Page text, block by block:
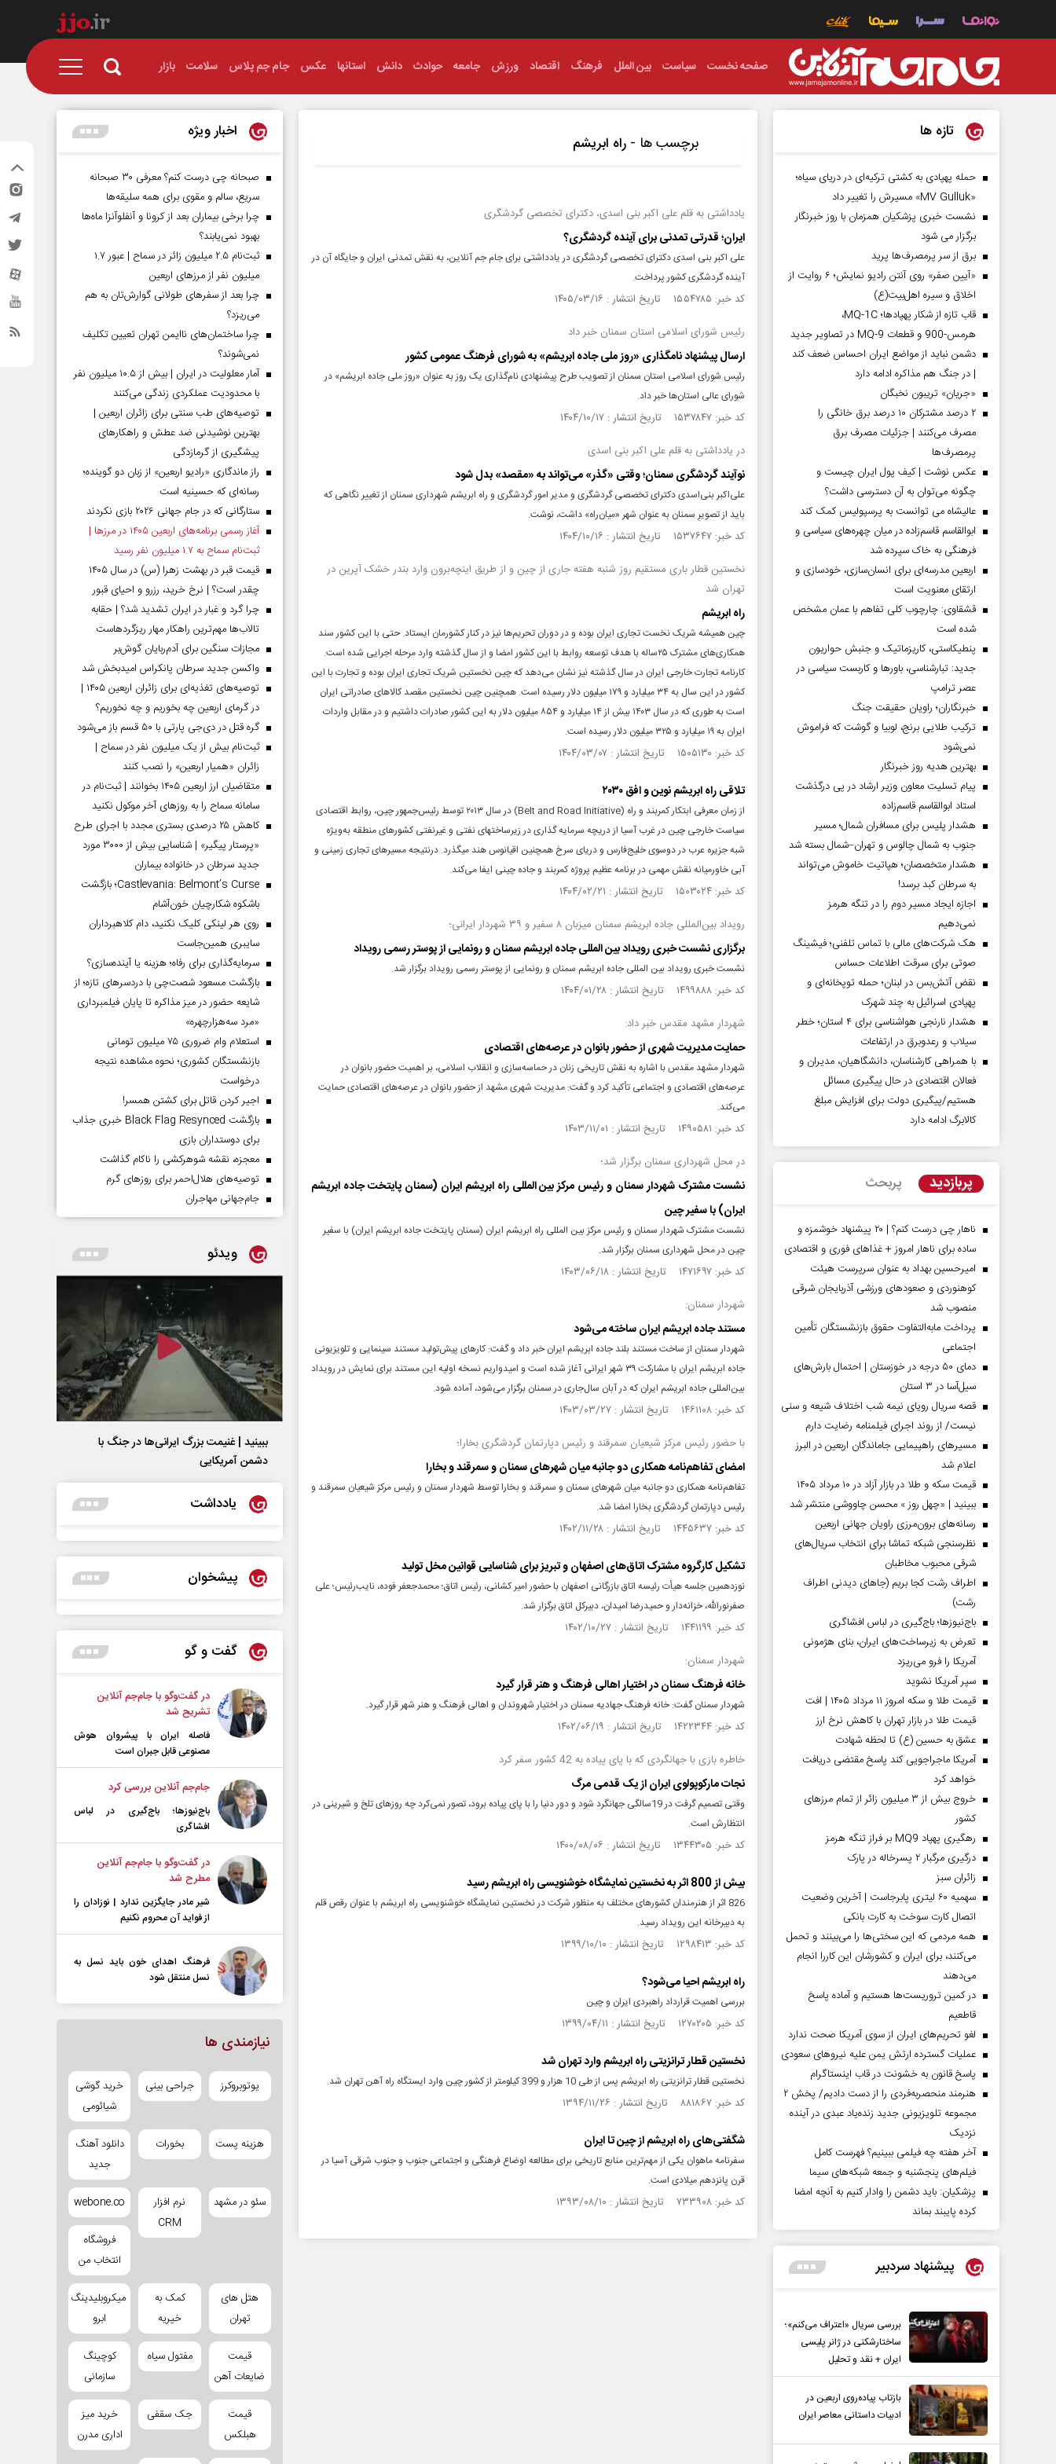
صفحه نخست سیاست بین الملل فرهنگ اقتصاد ورزش جامعه حوادث دانش استانها عکس جام جم پلاس سلامت بازار
برچسب ها - راه ابریشم
یادداشتی به قلم علی اکبر بنی اسدی، دکترای تخصصی گردشگری
ایران؛ قدرتی تمدنی برای آینده گردشگری؟
علی اکبر بنی اسدی دکترای تخصصی گردشگری در یادداشتی برای جام جم آنلاین، به نقش تمدنی ایران و جایگاه آن در
آینده گردشگری کشور پرداخت.
کد خبر: ۱۵۵۴۷۸۵ تاریخ انتشار : ۱۴۰۵/۰۳/۱۶
رئیس شورای اسلامی استان سمنان خبر داد
ارسال پیشنهاد نامگذاری «روز ملی جاده ابریشم» به شورای فرهنگ عمومی کشور
رئیس شورای اسلامی استان سمنان از تصویب طرح پیشنهادی نام‌گذاری یک روز به عنوان «روز ملی جاده ابریشم» در
شورای عالی استان‌ها خبر داد.
کد خبر: ۱۵۳۷۸۴۷ تاریخ انتشار : ۱۴۰۴/۱۰/۱۷
در یادداشتی به قلم علی اکبر بنی اسدی
نوآیند گردشگری سمنان؛ وقتی «گذر» می‌تواند به «مقصد» بدل شود
علی‌اکبر بنی‌اسدی دکترای تخصصی گردشگری و مدیر امور گردشگری و راه ابریشم شهرداری سمنان از تغییر نگاهی که
باید از تصویرِ سمنان به عنوان شهر «میان‌راه» داشت، نوشت.
کد خبر: ۱۵۳۷۶۴۷ تاریخ انتشار : ۱۴۰۴/۱۰/۱۶
نخستین قطار باری مستقیم روز شنبه هفته جاری از چین و از طریق اینچه‌برون وارد بندر خشک آپرین در
تهران شد
راه ابریشم
چین همیشه شریک نخست تجاری ایران بوده و در دوران تحریم‌ها نیز در کنار کشورمان ایستاد. حتی با این کشور سند
همکاری‌های مشترک ۲۵ساله با هدف توسعه روابط با این کشور امضا و از سال گذشته وارد مرحله اجرایی شده است.
کارنامه تجارت خارجی ایران در سال گذشته نیز نشان می‌دهد که چین نخستین شریک تجاری ایران بوده و تجارت با این
کشور در این سال به ۳۴ میلیارد و ۱۷۹ میلیون دلار رسیده است. همچنین چین نخستین مقصد کالا‌های صادراتی ایران
است به طوری که در سال ۱۴۰۳ بیش از ۱۴ میلیارد و ۸۵۴ میلیون دلار به این کشور صادرات داشتیم و در مقابل واردات
ایران به ۱۹ میلیارد و ۳۲۵ میلیون دلار رسیده است.
کد خبر: ۱۵۰۵۱۳۰ تاریخ انتشار : ۱۴۰۴/۰۳/۰۷
تلاقی راه ابریشم نوین و افق ۲۰۳۰
از زمان معرفی ابتکار کمربند و راه (Belt and Road Initiative) در سال ۲۰۱۳ توسط رئیس‌جمهور چین، روابط اقتصادی
سیاست خارجی چین در غرب آسیا از دریچه سرمایه گذاری در زیرساختهای نفتی و غیرنفتی کشور‌های منطقه به‌ویژه
شبه جزیره عرب در دوسوی خلیج‌فارس و دریای سرخ همچنین اقیانوس هند میگذرد. درنتیجه مسیر‌های تجاری زمینی و
آبی خاورمیانه نقش مهمی در برنامه عظیم پروژه کمربند و جاده چینی ایفا می‌کند.
کد خبر: ۱۵۰۳۰۲۴ تاریخ انتشار : ۱۴۰۴/۰۲/۲۱
رویداد بین‌المللی جاده ابریشم سمنان میزبان ۸ سفیر و ۳۹ شهردار ایرانی؛
برگزاری نشست خبری رویداد بین المللی جاده ابریشم سمنان و رونمایی از پوستر رسمی رویداد
نشست خبری رویداد بین المللی جاده ابریشم سمنان و رونمایی از پوستر رسمی رویداد برگزار شد.
کد خبر: ۱۴۹۹۸۸۸ تاریخ انتشار : ۱۴۰۴/۰۱/۲۸
شهردار مشهد مقدس خبر داد:
حمایت مدیریت شهری از حضور بانوان در عرصه‌های اقتصادی
شهردار مشهد مقدس با اشاره به نقش تاریخی زنان در حماسه‌سازی و انقلاب اسلامی، بر اهمیت حضور بانوان در
عرصه‌های اقتصادی و اجتماعی تأکید کرد و گفت: مدیریت شهری مشهد از حضور بانوان در عرصه‌های اقتصادی حمایت
می‌کند.
کد خبر: ۱۴۹۰۵۸۱ تاریخ انتشار : ۱۴۰۳/۱۱/۰۱
در محل شهرداری سمنان برگزار شد؛
نشست مشترک شهردار سمنان و رئیس مرکز بین المللی راه ابریشم ایران (سمنان پایتخت جاده ابریشم
ایران) با سفیر چین
نشست مشترک شهردار سمنان و رئیس مرکز بین المللی راه ابریشم ایران (سمنان پایتخت جاده ابریشم ایران) با سفیر
چین در محل شهرداری سمنان برگزار شد.
کد خبر: ۱۴۷۱۶۹۷ تاریخ انتشار : ۱۴۰۳/۰۶/۱۸
شهردار سمنان:
مستند جاده ابریشم ایران ساخته می‌شود
شهردار سمنان از ساخت مستند بلند جاده ابریشم ایران خبر داد و گفت: کارهای پیش‌تولید مستند سینمایی و تلویزیونی
جاده ابریشم ایران با مشارکت ۳۹ شهر ایرانی آغاز شده است و امیدواریم نسخه اولیه این مستند برای نمایش در رویداد
بین‌المللی جاده ابریشم ایران که در آبان سال‌جاری در سمنان برگزار می‌شود، آماده شود.
کد خبر: ۱۴۶۱۱۰۸ تاریخ انتشار : ۱۴۰۳/۰۳/۲۷
با حضور رئیس مرکز شیعیان سمرقند و رئیس دپارتمان گردشگری بخارا؛
امضای تفاهم‌نامه همکاری دو جانبه میان شهرهای سمنان و سمرقند و بخارا
تفاهم‌نامه همکاری دو جانبه میان شهرهای سمنان و سمرقند و بخارا توسط شهردار سمنان و رئیس مرکز شیعیان سمرقند و
رئیس دپارتمان گردشگری بخارا امضا شد.
کد خبر: ۱۴۴۵۶۳۷ تاریخ انتشار : ۱۴۰۲/۱۱/۲۸
تشکیل کارگروه مشترک اتاق‌های اصفهان و تبریز برای شناسایی قوانین مخل تولید
نوزدهمین جلسه هیأت رئیسه اتاق بازرگانی اصفهان با حضور امیر کشانی، رئیس اتاق؛ محمدجعفر فوده، نایب‌رئیس؛ علی
صفرنورالله، خزانه‌دار و حمیدرضا امیدان، دبیرکل اتاق برگزار شد.
کد خبر: ۱۴۴۱۱۹۹ تاریخ انتشار : ۱۴۰۲/۱۰/۲۷
شهردار سمنان:
خانه فرهنگ سمنان در اختیار اهالی فرهنگ و هنر قرار گیرد
شهردار سمنان گفت: خانه فرهنگ جهادیه سمنان در اختیار شهروندان و اهالی فرهنگ و هنر شهر قرار گیرد.
کد خبر: ۱۴۲۲۳۴۴ تاریخ انتشار : ۱۴۰۲/۰۶/۱۹
خاطره بازی با جهانگردی که با پای پیاده به 42 کشور سفر کرد
نجات مارکوپولوی ایران از یک‌ قدمی مرگ
وقتی تصمیم گرفت در 19سالگی جهانگرد شود و دور دنیا را با پای پیاده برود، تصور نمی‌کرد چه روزهای تلخ و شیرینی در
انتظارش است.
کد خبر: ۱۳۴۴۳۰۵ تاریخ انتشار : ۱۴۰۰/۰۸/۰۶
بیش از 800 اثر به نخستین نمایشگاه خوشنویسی راه ابریشم رسید
826 اثر از هنرمندان کشورهای مختلف به منظور شرکت در نخستین نمایشگاه خوشنویسی راه ابریشم با عنوان رقص قلم
به دبیرخانه این رویداد رسید.
کد خبر: ۱۲۹۸۴۱۳ تاریخ انتشار : ۱۳۹۹/۱۰/۱۰
راه ابریشم احیا می‌شود؟
بررسی اهمیت قرارداد راهبردی ایران و چین
کد خبر: ۱۲۷۰۲۰۵ تاریخ انتشار : ۱۳۹۹/۰۴/۱۱
نخستین قطار ترانزیتی راه ابریشم وارد تهران شد
نخستین قطار ترانزیتی راه ابریشم پس از طی 10 هزار و 399 کیلومتر از کشور چین وارد ایستگاه راه آهن تهران شد.
کد خبر: ۸۸۱۸۶۷ تاریخ انتشار : ۱۳۹۴/۱۱/۲۶
شگفتی‌های راه ابریشم از چین تا ایران
سفرنامه ماهوان یکی از مهم‌ترین منابع تاریخی برای مطالعه اوضاع فرهنگی و اجتماعی جنوب و جنوب شرقی آسیا در
قرن پانزدهم میلادی است.
کد خبر: ۷۳۳۹۰۸ تاریخ انتشار : ۱۳۹۳/۰۸/۱۰
تازه ها
حمله پهپادی به کشتی ترکیه‌ای در دریای سیاه؛
«MV Gulluk» مسیرش را تغییر داد
نشست خبری پزشکیان همزمان با روز خبرنگار
برگزار می شود
برق از سر پرمصرف‌ها پرید
«آیین صفر» روی آنتن رادیو نمایش؛ ۶ روایت از
اخلاق و سیره اهل‌بیت(ع)
قاب تازه از شکار پهپادها؛ MQ-1C،
هرمس-900 و قطعات MQ-9 در تصاویر جدید
دشمن نباید از مواضع ایران احساس ضعف کند
| در جنگ هم مذاکره ادامه دارد
«جریان» تریبون نخبگان
۲ درصد مشترکان ۱۰ درصد برق خانگی را
مصرف می‌کنند | جزئیات مصرف برق
پرمصرف‌ها
عکس نوشت | کیف پول ایران چیست و
چگونه می‌توان به آن دسترسی داشت؟
عالیشاه می توانست به پرسپولیس کمک کند
ابوالقاسم قاسم‌زاده در میان چهره‌های سیاسی و
فرهنگی به خاک سپرده شد
اربعین مدرسه‌ای برای انسان‌سازی، خودسازی و
ارتقای معنویت است
قشقاوی: چارچوب کلی تفاهم با عمان مشخص
شده است
پنطیکاستی، کاریزماتیک و جنبش حواریون
جدید: تبارشناسی، باور‌ها و کاربست سیاسی در
عصر ترامپ
خبرنگاران؛ راویان حقیقت جنگ
ترکیب طلایی برنج، لوبیا و گوشت که فراموش
نمی‌شود
بهترین هدیه روز خبرنگار
پیام تسلیت معاون وزیر ارشاد در پی درگذشت
استاد ابوالقاسم قاسم‌زاده
هشدار پلیس برای مسافران شمال؛ مسیر
جنوب به شمال چالوس و تهران–شمال بسته شد
هشدار متخصصان؛ هپاتیت خاموش می‌تواند
به سرطان کبد برسد!
اجازه ایجاد مسیر دوم را در تنگه هرمز
نمی‌دهیم
هک شرکت‌های مالی با تماس تلفنی؛ فیشینگ
صوتی برای سرقت اطلاعات حساس
نقض آتش‌بس در لبنان؛ حمله توپخانه‌ای و
پهپادی اسرائیل به چند شهرک
هشدار نارنجی هواشناسی برای ۴ استان؛ خطر
سیلاب و رعدوبرق در ارتفاعات
با همراهی کارشناسان، دانشگاهیان، مدیران و
فعالان اقتصادی در حال پیگیری مسائل
هستیم/پیگیری دولت برای افزایش مبلغ
کالابرگ ادامه دارد
پربازدید پربحث
ناهار چی درست کنم؟ | ۲۰ پیشنهاد خوشمزه و
ساده برای ناهار امروز + غذاهای فوری و اقتصادی
امیرحسین بهداد به عنوان سرپرست هیئت
کوهنوردی و صعودهای ورزشی آذربایجان شرقی
منصوب شد
پرداخت مابه‌التفاوت حقوق بازنشستگان تأمین
اجتماعی
دمای ۵۰ درجه در خوزستان | احتمال بارش‌های
سیل‌آسا در ۳ استان
قصه سریال رویای نیمه شب اختلاف شیعه و سنی
نیست/ از روند اجرای فیلمنامه رضایت دارم
مسیر‌های راهپیمایی جاماندگان اربعین در البرز
اعلام شد
قیمت سکه و طلا در بازار آزاد در ۱۰ مرداد ۱۴۰۵
ببینید | «چهل روز » محسن چاووشی منتشر شد
رسانه‌های برون‌مرزی راویان جهانی اربعین
نظرسنجی شبکه تماشا برای انتخاب سریال‌های
شرقی محبوب مخاطبان
اطراف رشت کجا بریم (جاهای دیدنی اطراف
رشت)
باج‌نیوزها؛ باج‌گیری در لباس افشاگری
تعرض به زیرساخت‌های ایران، بنای هژمونی
آمریکا را فرو می‌ریزد
سپر آمریکا نشوید
قیمت طلا و سکه امروز ۱۱ مرداد ۱۴۰۵ | افت
قیمت طلا در بازار تهران با کاهش نرخ ارز
عشق به حسین (ع) تا لحظه شهادت
آمریکا ماجراجویی کند پاسخ مقتضی دریافت
خواهد کرد
خروج بیش از ۳ میلیون زائر از تمام مرز‌های
کشور
رهگیری پهپاد MQ9 بر فراز تنگه هرمز
درگیری مرگبار ۲ پسرخاله در پارک
‌زائران سبز
سهمیه ۶۰ لیتری پابرجاست | آخرین وضعیت
اتصال کارت سوخت به کارت بانکی
همه مردمی که این سختی‌ها را می‌بینند و تحمل
می‌کنند، برای ایران و کشورشان این کاررا انجام
می‌دهند
در کمین تروریست‌ها هستیم و آماده پاسخ
قاطعیم
لغو تحریم‌های ایران از سوی آمریکا صحت ندارد
عملیات گسترده ارتش یمن علیه نیروهای سعودی
پاسخ قانون به خشونت در قاب اینستاگرام
هنرمند منحصر‌به‌فردی را از دست دادیم/ پخش ۲
مجموعه تلویزیونی جدید زنده‌یاد عبدی در آینده
نزدیک
آخر هفته چه فیلمی ببینیم؟ فهرست کامل
فیلم‌های پنجشنبه و جمعه شبکه‌های سیما
پزشکیان: باید دشمن را وادار کنیم به آنچه امضا
کرده پایبند بماند
پیشنهاد سردبیر
بررسی سریال «اعتراف می‌کنم»؛
ساختارشکنی در ژانر پلیسی
ایران + نقد و تحلیل
بازتاب پیاده‌روی اربعین در
ادبیات داستانی معاصر ایران
اخبار ویژه
صبحانه چی درست کنم؟ معرفی ۳۰ صبحانه
سریع، سالم و مقوی برای همه سلیقه‌ها
چرا برخی بیماران بعد از کرونا و آنفلوآنزا ماه‌ها
بهبود نمی‌یابند؟
ثبت‌نام ۲.۵ میلیون زائر در سماح | عبور ۱.۷
میلیون نفر از مرز‌های اربعین
چرا بعد از سفرهای طولانی گوارش‌تان به هم
می‌ریزد؟
چرا ساختمان‌های ناایمن تهران تعیین تکلیف
نمی‌شوند؟
آمار معلولیت در ایران | بیش از ۱۰.۵ میلیون نفر
با محدودیت عملکردی زندگی می‌کنند
توصیه‌های طب سنتی برای زائران اربعین |
بهترین نوشیدنی ضد عطش و راهکارهای
پیشگیری از گرمازدگی
راز ماندگاری «رادیو اربعین» از زبان دو گوینده؛
رسانه‌ای که حسینیه است
ستارگانی که در جام جهانی ۲۰۲۶ بازی نکردند
آغاز رسمی برنامه‌های اربعین ۱۴۰۵ در مرز‌ها |
ثبت‌نام سماح به ۱.۷ میلیون نفر رسید
قیمت قبر در بهشت زهرا (س) در سال ۱۴۰۵
چقدر است؟ | نرخ خرید، رزرو و احیای قبور
چرا گرد و غبار در ایران تشدید شد؟ | حقابه
تالاب‌ها مهم‌ترین راهکار مهار ریزگردهاست
مجازات سنگین برای آدم‌ربایان گوش‌بر
واکسن جدید سرطان پانکراس امیدبخش شد
توصیه‌های تغذیه‌ای برای زائران اربعین ۱۴۰۵ |
در گرمای اربعین چه بخوریم و چه نخوریم؟
گره قتل در دی‌جی پارتی با ۵۰ قسم باز می‌شود
ثبت‌نام بیش از یک میلیون نفر در سماح |
زائران «همیار اربعین» را نصب کنند
متقاضیان ارز اربعین ۱۴۰۵ بخوانند | ثبت‌نام در
سامانه سماح را به روز‌های آخر موکول نکنید
کاهش ۲۵ درصدی بستری مجدد با اجرای طرح
«پرستار پیگیر» | شناسایی بیش از ۳۰۰۰ مورد
جدید سرطان در خانواده بیماران
Castlevania: Belmont’s Curse؛ بازگشت
باشکوه شکارچیان خون‌آشام
روی هر لینکی کلیک نکنید، دام کلاهبرداران
سایبری همین‌جاست
سرمایه‌گذاری برای رفاه؛ هزینه یا آینده‌سازی؟
بازگشت مسعود شصت‌چی با دردسر‌های تازه؛ از
شایعه حضور در میز مذاکره تا پایان فیلمبرداری
«مرد سه‌هزارچهره»
استعلام وام ضروری ۷۵ میلیون تومانی
بازنشستگان کشوری؛ نحوه مشاهده نتیجه
درخواست
اجیر کردن قاتل برای کشتن همسر!
بازگشت Black Flag Resynced خبری جذاب
برای دوستداران بازی
معجزه، نقشه شوهرکشی را ناکام گذاشت
توصیه‌های هلال‌احمر برای روز‌های گرم
جام‌جهانی مهاجران
ویدئو
ببینید | غنیمت بزرگ ایرانی‌ها در جنگ با
دشمن آمریکایی
یادداشت
پیشخوان
گفت و گو
در گفت‌و‌گو با جام‌جم آنلاین
تشریح شد
فاصله ایران با پیشرو‌ان هوش
مصنوعی قابل جبران است
جام‌جم آنلاین بررسی کرد
باج‌نیوزها؛ باج‌گیری در لباس
افشاگری
در گفت‌و‌گو با جام‌جم آنلاین
مطرح شد
شیر مادر جایگزین ندارد | نوزادان را
از فواید آن محروم نکنیم
فرهنگ اهدای خون باید نسل به
نسل منتقل شود
نیازمندی ها
یوتوبروکرز جراحی بینی
خرید گوشی
شیائومی
هزینه پست بخورات
دانلود آهنگ
جدید
سئو در مشهد
نرم افزار
CRM
webone.co
فروشگاه
انتخاب من
هتل های
تهران
کمک به
خیریه
میکروبلیدینگ
ابرو
قیمت
ضایعات آهن
مفتول سیاه
کوچینگ
سازمانی
قیمت
هبلکس
جک سقفی
خرید میز
اداری مدرن